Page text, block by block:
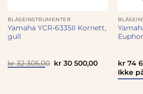
BLÅSEINSTRUMENTER
Yamaha YCR-6335II Kornett,
gull
kr32 305,00 Opprinnelig
kr30 500,00Nåværende
kr74
Ikke